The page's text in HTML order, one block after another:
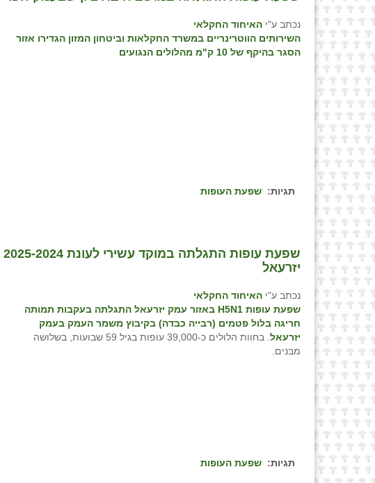
נכתב ע"י האיחוד החקלאי
השירותים הווטרינריים במשרד החקלאות וביטחון המזון הגדירו אזור
הסגר בהיקף של 10 ק"מ מהלולים הנגועים
תגיות: שפעת העופות
יזרעאל
נכתב ע"י האיחוד החקלאי
שפעת עופות H5N1 באזור עמק יזרעאל התגלתה בעקבות תמותה
חריגה בלול פטמים (רבייה כבדה) בקיבוץ משמר העמק בעמק
יזרעאל
. בחוות הלולים כ-39,000 עופות בגיל 59 שבועות, בשלושה
מבנים.
תגיות: שפעת העופות